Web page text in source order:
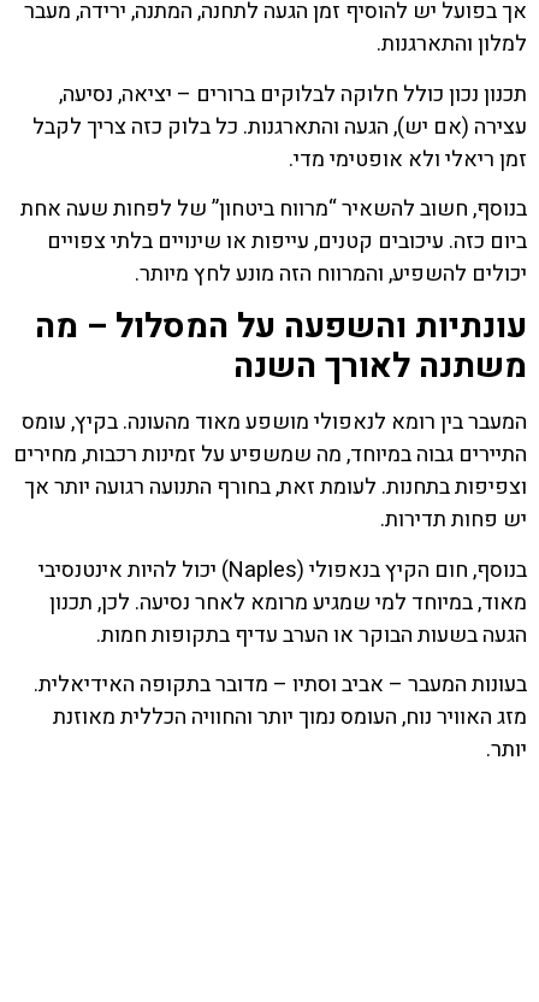
אך בפועל יש להוסיף זמן הגעה לתחנה, המתנה, ירידה, מעבר
למלון והתארגנות.
תכנון נכון כולל חלוקה לבלוקים ברורים – יציאה, נסיעה,
עצירה (אם יש), הגעה והתארגנות. כל בלוק כזה צריך לקבל
זמן ריאלי ולא אופטימי מדי.
בנוסף, חשוב להשאיר “מרווח ביטחון” של לפחות שעה אחת
ביום כזה. עיכובים קטנים, עייפות או שינויים בלתי צפויים
יכולים להשפיע, והמרווח הזה מונע לחץ מיותר.
עונתיות והשפעה על המסלול – מה
משתנה לאורך השנה
המעבר בין רומא לנאפולי מושפע מאוד מהעונה. בקיץ, עומס
התיירים גבוה במיוחד, מה שמשפיע על זמינות רכבות, מחירים
וצפיפות בתחנות. לעומת זאת, בחורף התנועה רגועה יותר אך
יש פחות תדירות.
בנוסף, חום הקיץ בנאפולי (Naples) יכול להיות אינטנסיבי
מאוד, במיוחד למי שמגיע מרומא לאחר נסיעה. לכן, תכנון
הגעה בשעות הבוקר או הערב עדיף בתקופות חמות.
בעונות המעבר – אביב וסתיו – מדובר בתקופה האידיאלית.
מזג האוויר נוח, העומס נמוך יותר והחוויה הכללית מאוזנת
יותר.